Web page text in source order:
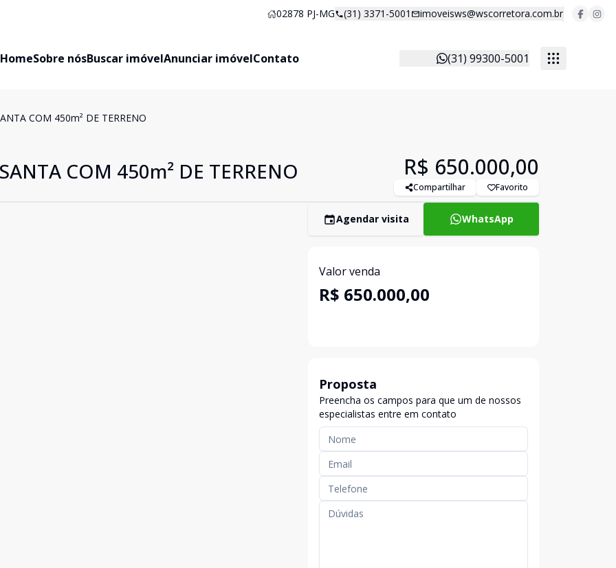
02878 PJ-MG (31) 3371-5001 imoveisws@wscorretora.com.br
HomeSobre nósBuscar imóvelAnunciar imóvelContato (31) 99300-5001
COM 450m² DE TERRENO
COM 450m² DE TERRENO R$ 650.000,00
Compartilhar Favorito
Agendar visita WhatsApp
Valor venda
R$ 650.000,00
Proposta
Preencha os campos para que um de nossos
especialistas entre em contato